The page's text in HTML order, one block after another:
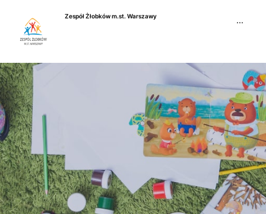
Zespół Żłobków m.st. Warszawy
···